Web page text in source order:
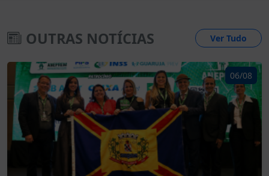
OUTRAS NOTÍCIAS Ver Tudo
06/08